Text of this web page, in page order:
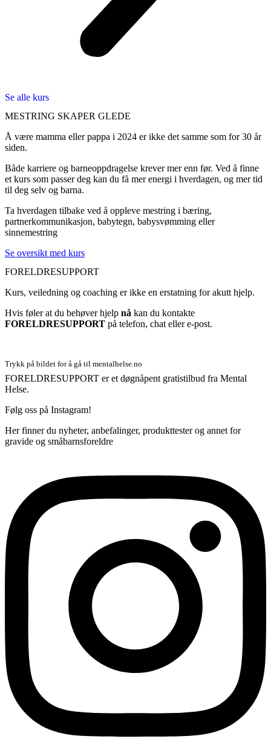
Se alle kurs
MESTRING SKAPER GLEDE
Å være mamma eller pappa i 2024 er ikke det samme som for 30 år
siden.
Både karriere og barneoppdragelse krever mer enn før. Ved å finne
et kurs som passer deg kan du få mer energi i hverdagen, og mer tid
til deg selv og barna.
Ta hverdagen tilbake ved å oppleve mestring i bæring,
partnerkommunikasjon, babytegn, babysvømming eller
sinnemestring
Se oversikt med kurs
FORELDRESUPPORT
Kurs, veiledning og coaching er ikke en erstatning for akutt hjelp.
Hvis føler at du behøver hjelp nå kan du kontakte
FORELDRESUPPORT på telefon, chat eller e-post.
Trykk på bildet for å gå til mentalhelse.no
FORELDRESUPPORT er et døgnåpent gratistilbud fra Mental
Helse.
Følg oss på Instagram!
Her finner du nyheter, anbefalinger, produkttester og annet for
gravide og småbarnsforeldre